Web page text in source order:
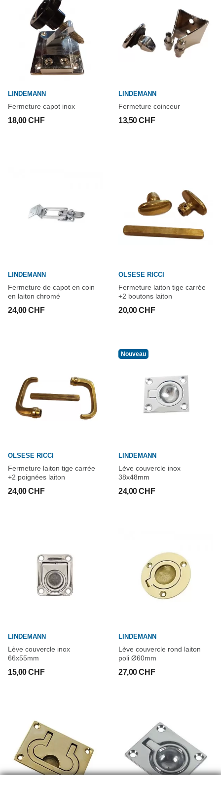
LINDEMANN
Fermeture capot inox
18,00 CHF
LINDEMANN
Fermeture coinceur
13,50 CHF
LINDEMANN
Fermeture de capot en coin
en laiton chromé
24,00 CHF
OLSESE RICCI
Fermeture laiton tige carrée
+2 boutons laiton
20,00 CHF
OLSESE RICCI
Fermeture laiton tige carrée
+2 poignées laiton
24,00 CHF
Nouveau
LINDEMANN
Lève couvercle inox
38x48mm
24,00 CHF
LINDEMANN
Lève couvercle inox
66x55mm
15,00 CHF
LINDEMANN
Lève couvercle rond laiton
poli Ø60mm
27,00 CHF